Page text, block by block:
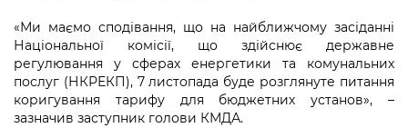
«Ми маємо сподівання, що на найближчому засіданні
Національної комісії, що здійснює державне
регулювання у сферах енергетики та комунальних
послуг (НКРЕКП), 7 листопада буде розглянуте питання
коригування тарифу для бюджетних установ», –
зазначив заступник голови КМДА.